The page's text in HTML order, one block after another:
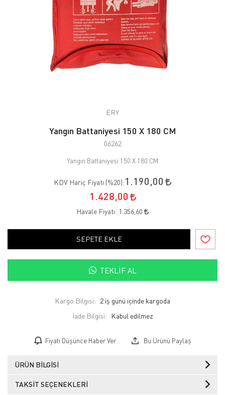
ERY
Yangın Battaniyesi 150 X 180 CM
06262
Yangın Battaniyesi 150 X 180 CM
KDV Hariç Fiyatı (%20):1.190,00
1.428,00
Havale Fiyatı: 1.356,60
SEPETE EKLE
TEKLIF AL
Kargo Bilgisi: 2 iş günü içinde kargoda
İade Bilgisi:
Fiyatı Düşünce Haber Ver Bu Ürünü Paylaş
ÜRÜN BILGISI
TAKSIT SEÇENEKLERI